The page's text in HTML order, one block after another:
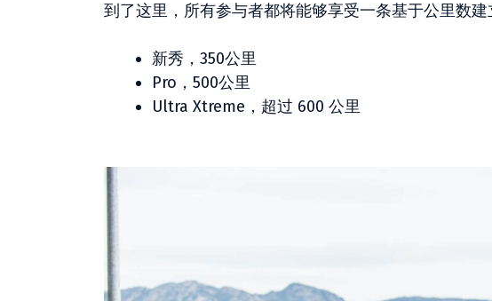
到了这里，所有参与者都将能够享受一条基于公里数建
新秀，350公里
Pro，500公里
Ultra Xtreme，超过 600 公里